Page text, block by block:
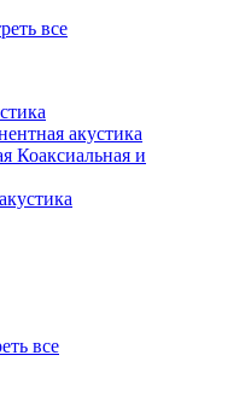
все
акустика
Коаксиальная и
все